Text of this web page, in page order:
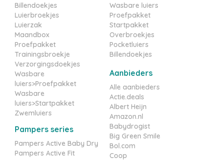
Billendoekjes
Luierbroekjes
Luierzak
Maandbox
Proefpakket
Trainingsbroekje
Verzorgingsdoekjes
Wasbare
luiers>Proefpakket
Wasbare
luiers>Startpakket
Zwemluiers
Pampers series
Pampers Active Baby Dry
Pampers Active Fit
Wasbare luiers
Proefpakket
Startpakket
Overbroekjes
Pocketluiers
Billendoekjes
Aanbieders
Alle aanbieders
Actie.deals
Albert Heijn
Amazon.nl
Babydrogist
Big Green Smile
Bol.com
Coop